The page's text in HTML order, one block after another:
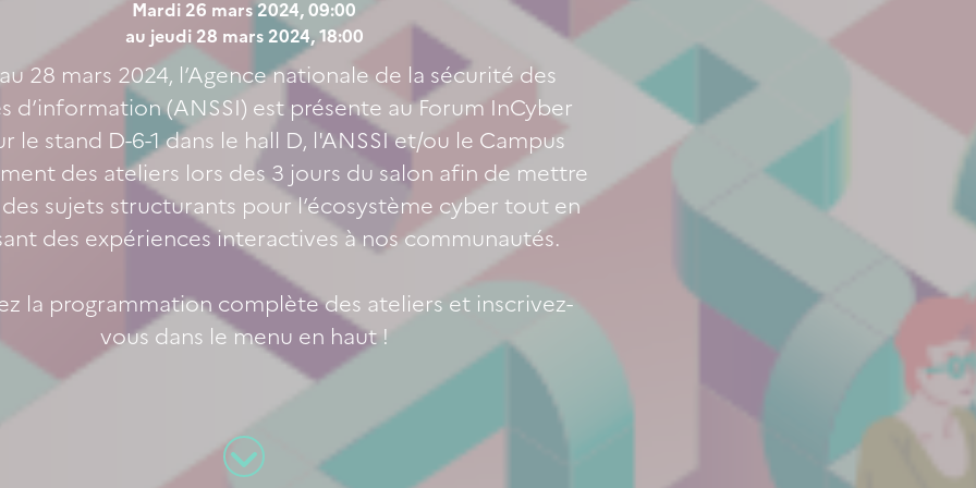
​Mardi 26 mars 2024, 09:00
au jeudi 28 mars 2024, 18:00
28 mars 2024, l’Agence nationale de la sécurité des
d’information (ANSSI) est présente au Forum InCyber
le stand D-6-1 dans le hall D, l'ANSSI et/ou le Campus
des ateliers lors des 3 jours du salon afin de mettre
sujets structurants pour l’écosystème cyber tout en
des expériences interactives à nos communautés.
la programmation complète des ateliers et inscrivez-
vous dans le menu en haut !